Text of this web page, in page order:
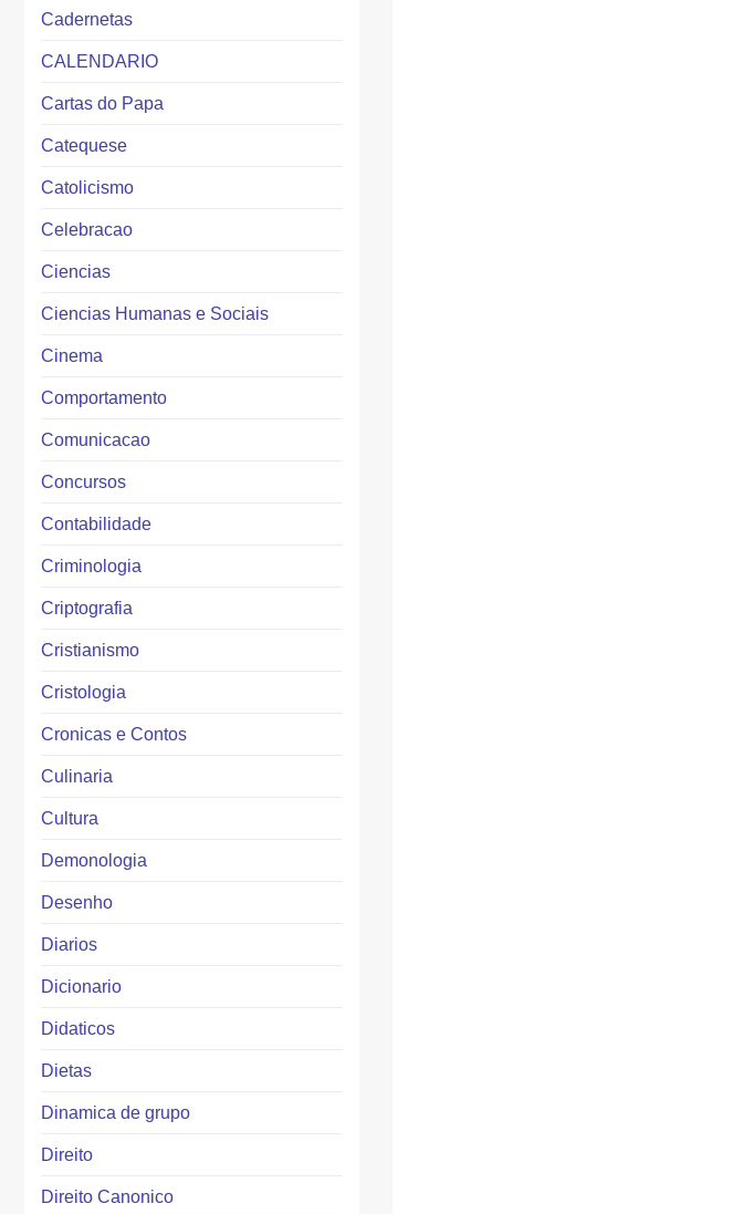
Cadernetas
CALENDARIO
Cartas do Papa
Catequese
Catolicismo
Celebracao
Ciencias
Ciencias Humanas e Sociais
Cinema
Comportamento
Comunicacao
Concursos
Contabilidade
Criminologia
Criptografia
Cristianismo
Cristologia
Cronicas e Contos
Culinaria
Cultura
Demonologia
Desenho
Diarios
Dicionario
Didaticos
Dietas
Dinamica de grupo
Direito
Direito Canonico